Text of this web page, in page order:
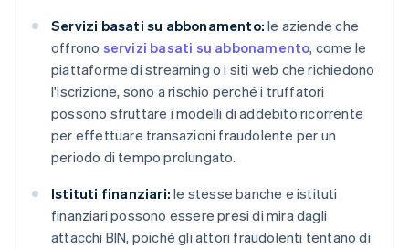
Servizi basati su abbonamento: le aziende che
offrono servizi basati su abbonamento, come le
piattaforme di streaming o i siti web che richiedono
l'iscrizione, sono a rischio perché i truffatori
possono sfruttare i modelli di addebito ricorrente
per effettuare transazioni fraudolente per un
periodo di tempo prolungato.
Istituti finanziari: le stesse banche e istituti
finanziari possono essere presi di mira dagli
attacchi BIN, poiché gli attori fraudolenti tentano di